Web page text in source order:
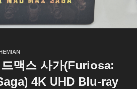
맥스 사가(Furiosa:
4K UHD Blu-ray